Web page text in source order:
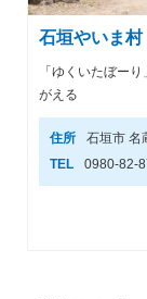
石垣やいま村
「ゆくいたぼー
がえる
住所
石垣市 名
TEL
0980-82-